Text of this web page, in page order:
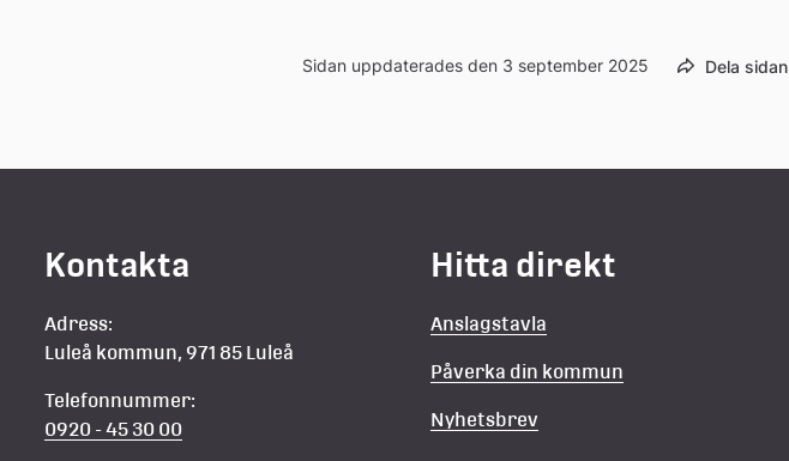
Sidan uppdaterades den 3 september 2025 Dela sidan
Kontakta
Adress:
Luleå kommun, 971 85 Luleå
Telefonnummer:
0920 - 45 30 00
Hitta direkt
Anslagstavla
Påverka din kommun
Nyhetsbrev